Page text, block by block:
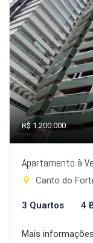
R$ 1.200.000
Apartamento à
Canto do
3 Quartos 4
Mais informações